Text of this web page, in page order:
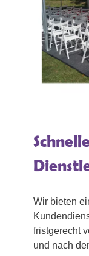
Wir bieten
fristgerecht
und nach